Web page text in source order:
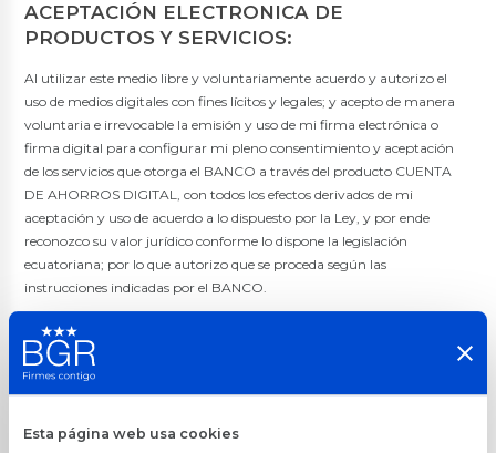
Esta página web usa cookies
ACEPTACIÓN ELECTRONICA DE
PRODUCTOS Y SERVICIOS:
Al utilizar este medio libre y voluntariamente acuerdo y autorizo el
uso de medios digitales con fines lícitos y legales; y acepto de manera
voluntaria e irrevocable la emisión y uso de mi firma electrónica o
firma digital para configurar mi pleno consentimiento y aceptación
de los servicios que otorga el BANCO a través del producto CUENTA
DE AHORROS DIGITAL, con todos los efectos derivados de mi
aceptación y uso de acuerdo a lo dispuesto por la Ley, y por ende
reconozco su valor jurídico conforme lo dispone la legislación
ecuatoriana; por lo que autorizo que se proceda según las
instrucciones indicadas por el BANCO.
El método o sistema de firma electrónica o firma digital que utilice el
BANCO podrá variar en su contenido y formato de acuerdo al
documento a suscribir o de acuerdo al canal de contratación que
reconozco y acepto que estas firmas electrónicas o digitales tendrán